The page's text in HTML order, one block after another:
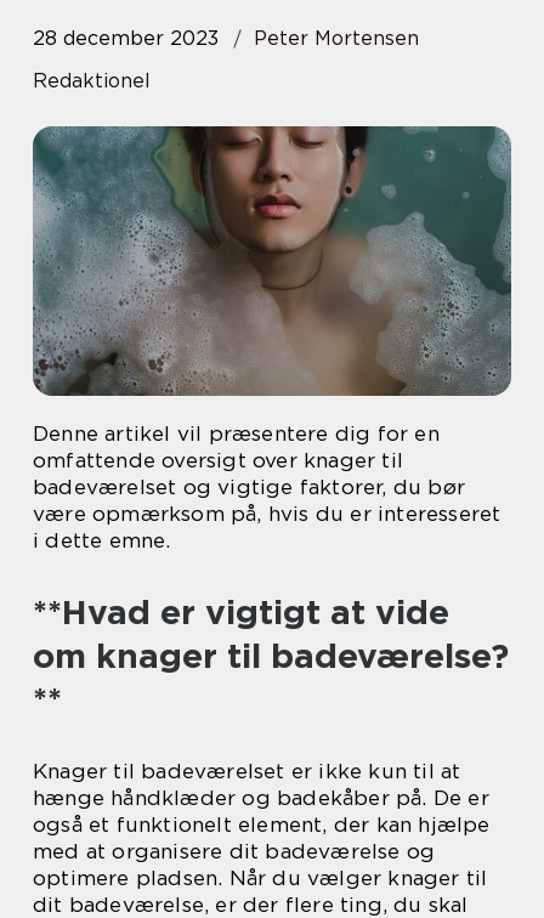
28 december 2023
Peter Mortensen
Redaktionel
Denne artikel vil præsentere dig for en
omfattende oversigt over knager til
badeværelset og vigtige faktorer, du bør
være opmærksom på, hvis du er interesseret
i dette emne.
**Hvad er vigtigt at vide
om knager til badeværelse?
**
Knager til badeværelset er ikke kun til at
hænge håndklæder og badekåber på. De er
også et funktionelt element, der kan hjælpe
med at organisere dit badeværelse og
optimere pladsen. Når du vælger knager til
dit badeværelse, er der flere ting, du skal